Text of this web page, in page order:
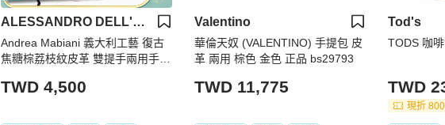
ALESSANDRO DELL'ACQUA
Andrea Mabiani 義大利工藝 復古
焦糖棕荔枝紋皮革 雙提手兩用手
TWD 4,500
Valentino
華倫天奴 (VALENTINO) 手提包 皮
革 兩用 棕色 金色 正品 bs29793
TWD 11,775
Tod's
TODS 咖
TWD
現折 800